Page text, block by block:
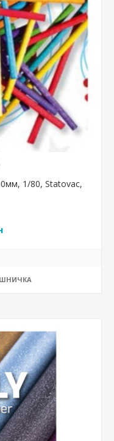
1/80, Statovac,